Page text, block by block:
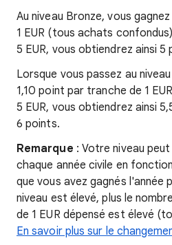
Au niveau Bronze, vous
1 EUR (tous achats
5 EUR, vous obtiendrez ainsi 5
Lorsque vous passez au
1,10 point par tranche de 1
5 EUR, vous obtiendrez ainsi
6 points.
Remarque : Votre niveau
chaque année civile en
que vous avez gagnés l'année
niveau est élevé, plus le
de 1 EUR dépensé est élevé
En savoir plus sur le